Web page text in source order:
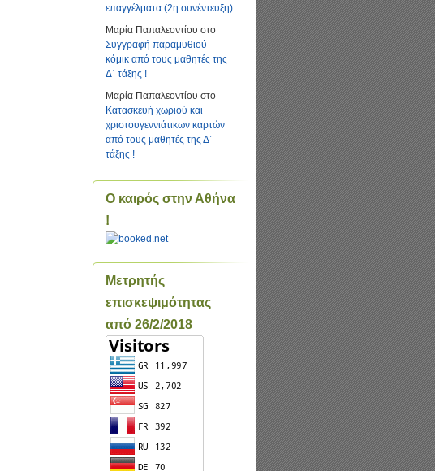
επαγγέλματα (2η συνέντευξη)
Μαρία Παπαλεοντίου στο
Συγγραφή παραμυθιού –
κόμικ από τους μαθητές της
Δ΄ τάξης !
Μαρία Παπαλεοντίου στο
Κατασκευή χωριού και
χριστουγεννιάτικων καρτών
από τους μαθητές της Δ΄
τάξης !
Ο καιρός στην Αθήνα
!
Μετρητής
επισκεψιμότητας
από 26/2/2018